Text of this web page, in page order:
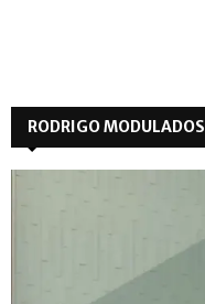
RODRIGO MODULADOS